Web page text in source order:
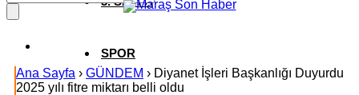
SPOR
Ana Sayfa › GÜNDEM › Diyanet İşleri Başkanlığı Duyurdu
2025 yılı fitre miktarı belli oldu